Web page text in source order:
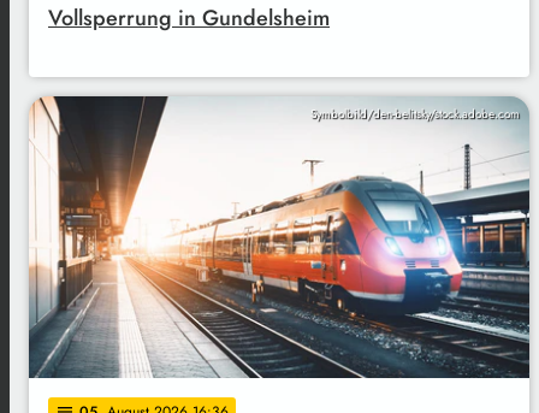
Vollsperrung in Gundelsheim
Symbolbild/den-belitsky/stock.adobe.com